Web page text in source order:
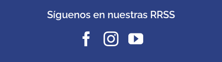
Síguenos en nuestras RRSS